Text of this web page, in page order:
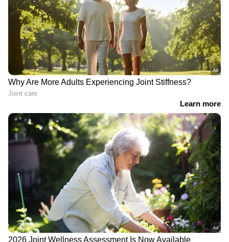
യൂഎസിലേക്ക് പോകാൻ താത്പര്യമില്ലെന്നും
യുഎസിലുള്ളവർ സുഹൃത്തുക്കളെ
പോലെയാണെന്നും ലിയു കൂട്ടിച്ചേർത്തു.
റിപ്പോർട്ടുകൾ പ്രകാരം, ആറ്റംപങ്ക് ശൈലിയിൽ
നിർമ്മിച്ച മൂന്നര മിനിറ്റ് ദൈർഘ്യമുള്ള ഒരു AI
ഷോർട്ട് ഫിലിമാണ് സോംബി സ്കാവെഞ്ചർ.
2008- ൽ പുറത്തിറങ്ങിയ ഡിസ്നിയുടെ വാൾ-
ഇ എന്ന ചിത്രത്തെ അടിസ്ഥാനമാക്കി
വൈകാരികമായ ഒരു സയൻസ് ഫിക്ഷൻ
പശ്ചാത്തലത്തിലുള്ള ഒരു റോബോട്ടിനെയും
ഒരു മോഡൽ പാവയെയും ഉൾപ്പെടുന്നതാണ്
ചിത്രത്തിന്‍റെ കഥ. റോബോർട്ട് നഗരത്തിലെ
സോംബികളെ വേട്ടയാകുന്നു. ഒപ്പം ഒരു ഒട്ടക
പക്ഷിയും ചിത്രത്തിലുണ്ട്. സിനിമാ
നിർമ്മാണത്തിനായി എടുത്ത സമയവും